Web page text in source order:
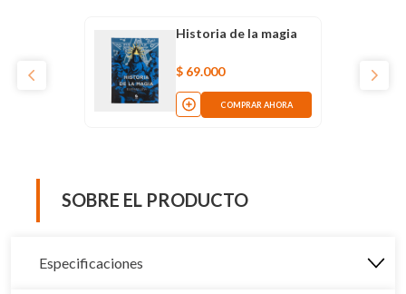
Historia de la magia
$ 69.000
COMPRAR AHORA
SOBRE EL PRODUCTO
Especificaciones